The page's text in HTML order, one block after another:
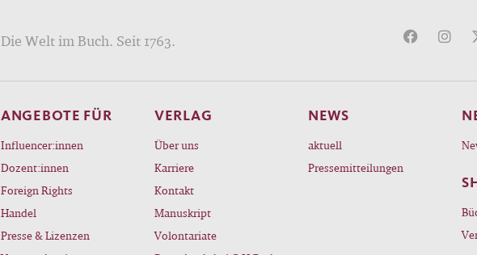
Die Welt im Buch. Seit 1763.
ANGEBOTE FÜR
Influencer:innen
Dozent:innen
Foreign Rights
Handel
Presse & Lizenzen
VERLAG
Über uns
Karriere
Kontakt
Manuskript
Volontariate
NEWS
aktuell
Pressemitteilungen